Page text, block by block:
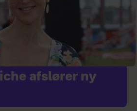
afslører ny